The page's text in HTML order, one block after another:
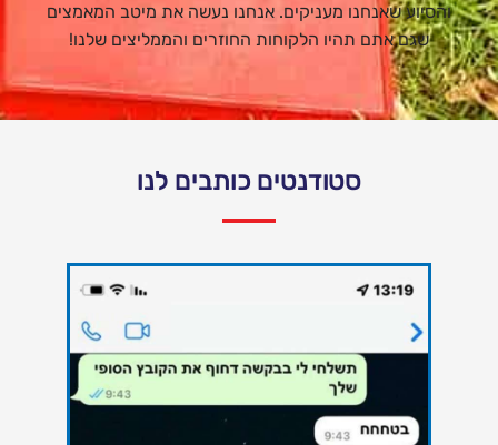
והסיוע שאנחנו מעניקים. אנחנו נעשה את מיטב המאמצים
שגם אתם תהיו הלקוחות החוזרים והממליצים שלנו!
סטודנטים כותבים לנו